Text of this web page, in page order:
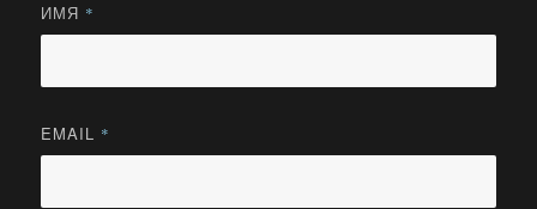
ИМЯ *
EMAIL *